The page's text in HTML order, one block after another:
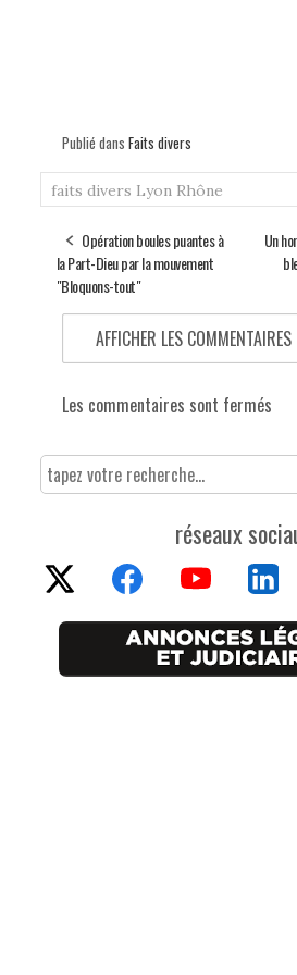
Publié dans Faits divers
faits divers Lyon Rhône
Opération boules puantes à
la Part-Dieu par la mouvement
"Bloquons-tout"
Un
AFFICHER LES COMMENTAIRES
Les commentaires sont fermés
réseaux